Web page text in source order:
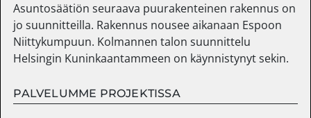
Asuntosäätiön seuraava puurakenteinen rakennus on
jo suunnitteilla. Rakennus nousee aikanaan Espoon
Niittykumpuun. Kolmannen talon suunnittelu
Helsingin Kuninkaantammeen on käynnistynyt sekin.
PALVELUMME PROJEKTISSA